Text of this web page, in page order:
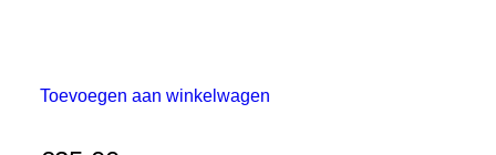
Toevoegen aan winkelwagen